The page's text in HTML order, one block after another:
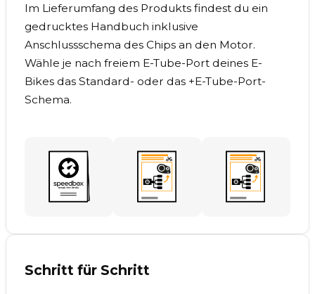
Im Lieferumfang des Produkts findest du ein
gedrucktes Handbuch inklusive
Anschlussschema des Chips an den Motor.
Wähle je nach freiem E-Tube-Port deines E-
Bikes das Standard- oder das +E-Tube-Port-
Schema.
Schritt für Schritt